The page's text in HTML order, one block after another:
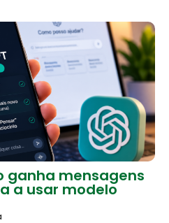
ganha mensagens
a usar modelo